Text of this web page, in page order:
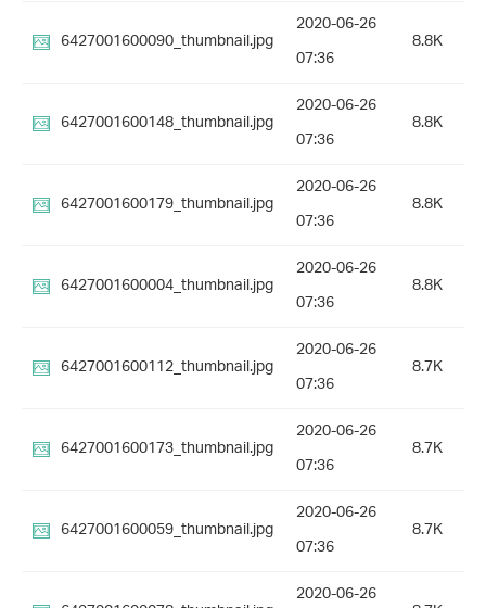
6427001600090_thumbnail.jpg
2020-06-26
07:36
8.8K
6427001600148_thumbnail.jpg
2020-06-26
07:36
8.8K
6427001600179_thumbnail.jpg
2020-06-26
07:36
8.8K
6427001600004_thumbnail.jpg
2020-06-26
07:36
8.8K
6427001600112_thumbnail.jpg
2020-06-26
07:36
8.7K
6427001600173_thumbnail.jpg
2020-06-26
07:36
8.7K
6427001600059_thumbnail.jpg
2020-06-26
07:36
8.7K
2020-06-26